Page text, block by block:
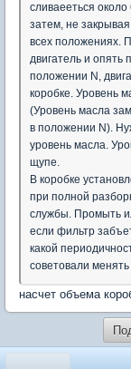
сливаееться
затем, не
всех положениях.
двигатель и опять
положении N,
коробке. Уровень
(Уровень масла
в положении N).
уровень масла.
щупе.
В коробке
при полной
службы. Промыть
если фильтр
какой
советовали
насчет объема